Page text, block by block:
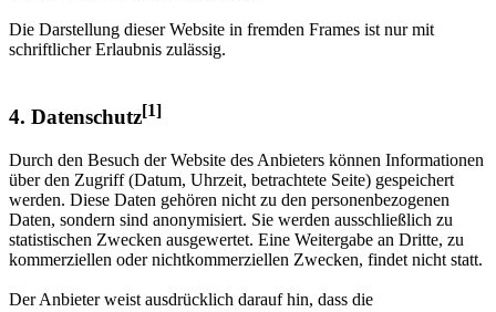
Die Darstellung dieser Website in fremden Frames ist nur mit
schriftlicher Erlaubnis zulässig.
4. Datenschutz[1]
Durch den Besuch der Website des Anbieters können Informationen
über den Zugriff (Datum, Uhrzeit, betrachtete Seite) gespeichert
werden. Diese Daten gehören nicht zu den personenbezogenen
Daten, sondern sind anonymisiert. Sie werden ausschließlich zu
statistischen Zwecken ausgewertet. Eine Weitergabe an Dritte, zu
kommerziellen oder nichtkommerziellen Zwecken, findet nicht statt.
Der Anbieter weist ausdrücklich darauf hin, dass die